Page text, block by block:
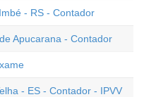
- RS - Contador
Apucarana - Contador
- ES - Contador - IPVV